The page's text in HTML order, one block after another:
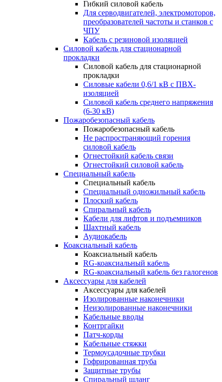
Гибкий силовой кабель
Для серводвигателей, электромоторов,
преобразователей частоты и станков с
ЧПУ
Кабель с резиновой изоляцией
Силовой кабель для стационарной
прокладки
Силовой кабель для стационарной
прокладки
Силовые кабели 0,6/1 кВ с ПВХ-
изоляцией
Силовой кабель среднего напряжения
(6-30 кВ)
Пожаробезопасный кабель
Пожаробезопасный кабель
Не распространяющий горения
силовой кабель
Огнестойкий кабель связи
Огнестойкий силовой кабель
Специальный кабель
Специальный кабель
Специальный одножильный кабель
Плоский кабель
Спиральный кабель
Кабели для лифтов и подъемников
Шахтный кабель
Аудиокабель
Коаксиальный кабель
Коаксиальный кабель
RG-коаксиальный кабель
RG-коаксиальный кабель без галогенов
Аксессуары для кабелей
Аксессуары для кабелей
Изолированные наконечники
Неизолированные наконечники
Кабельные вводы
Контргайки
Патч-корды
Кабельные стяжки
Термоусадочные трубки
Гофрированная труба
Защитные трубы
Спиральный шланг